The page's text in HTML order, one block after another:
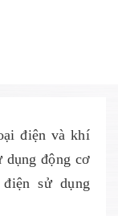
điện và khí
dụng động cơ
sử dụng